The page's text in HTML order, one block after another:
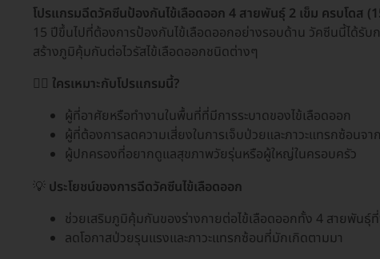
โปรแกรมฉีดวัคซีนป้องกันไข้เลือดออก 4 สายพันธุ์ 2 เข็ม ครบโดส
15 ปีขึ้นไปที่ต้องการป้องกันไข้เลือดออกอย่างรอบด้าน วัคซีนนี้ได้รั
สร้างภูมิคุ้มกันต่อไวรัสไข้เลือดออกชนิดต่างๆ
🧑‍⚕️ ใครเหมาะกับโปรแกรมนี้?
ผู้ที่อาศัยหรือทำงานในพื้นที่ที่มีการระบาดของไข้เลือดออก
ผู้ที่ต้องการลดความเสี่ยงในการเจ็บป่วยและภาวะแทรกซ้อนจา
ผู้ปกครองที่อยากดูแลสุขภาพวัยรุ่นหรือผู้ใหญ่ในครอบครัว
💡 ประโยชน์ของการฉีดวัคซีนไข้เลือดออก
ช่วยเสริมภูมิคุ้มกันของร่างกายต่อไข้เลือดออกทั้ง 4 สายพันธุ์ที่
ลดโอกาสป่วยรุนแรงและภาวะแทรกซ้อนที่มักเกิดตามมา